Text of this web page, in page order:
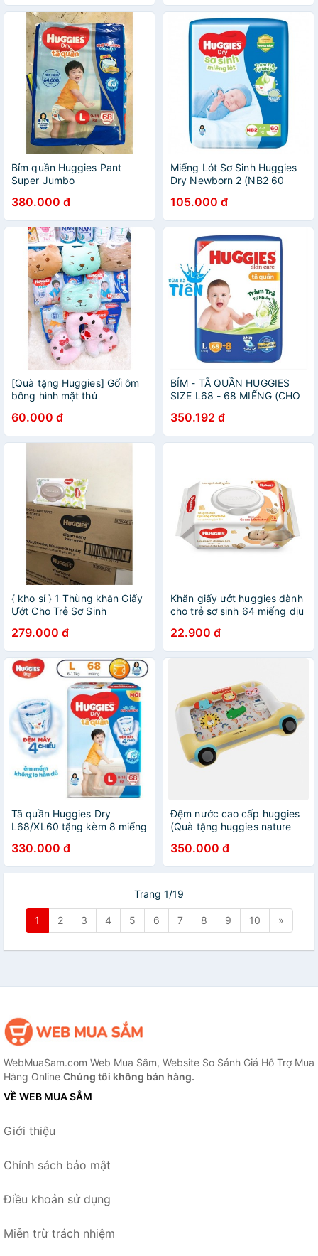
Bỉm quần Huggies Pant
Super Jumbo
380.000 đ
Miếng Lót Sơ Sinh Huggies
Dry Newborn 2 (NB2 60
mới
105.000 đ
[Quà tặng Huggies] Gối ôm
bông hình mặt thú
60.000 đ
BỈM - TÃ QUẦN HUGGIES
SIZE L68 - 68 MIẾNG (CHO
350.192 đ
{ kho sỉ } 1 Thùng khăn Giấy
Ướt Cho Trẻ Sơ Sinh
279.000 đ
Khăn giấy ướt huggies dành
cho trẻ sơ sinh 64 miếng dịu
hạt mỡ
22.900 đ
Tã quần Huggies Dry
L68/XL60 tặng kèm 8 miếng
330.000 đ
Đệm nước cao cấp huggies
(Quà tặng huggies nature
350.000 đ
Trang 1/19
1 2 3 4 5 6 7 8 9 10 »
WebMuaSam.com Web Mua Sắm, Website So Sánh Giá Hỗ Trợ Mua
Hàng Online Chúng tôi không bán hàng.
VỀ WEB MUA SẮM
Giới thiệu
Chính sách bảo mật
Điều khoản sử dụng
Miễn trừ trách nhiệm